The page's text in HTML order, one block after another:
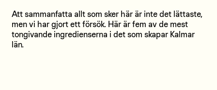
Att sammanfatta allt som sker här är inte det lättaste,
men vi har gjort ett försök. Här är fem av de mest
tongivande ingredienserna i det som skapar Kalmar
län.